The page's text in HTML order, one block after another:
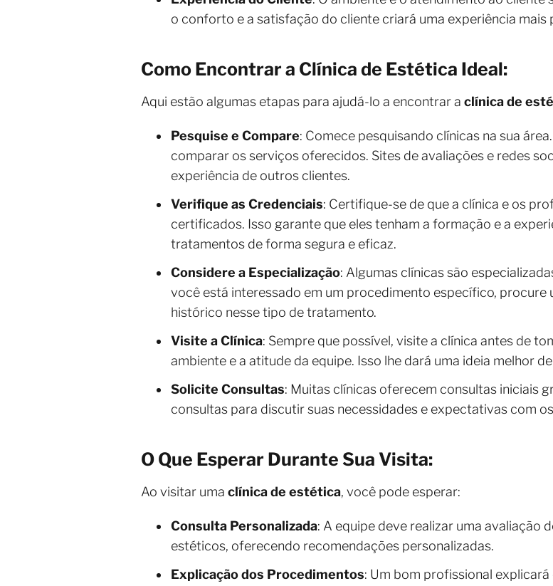
o conforto e a satisfação do cliente criará uma experiência mais
Como Encontrar a Clínica de Estética Ideal:
Aqui estão algumas etapas para ajudá-lo a encontrar a clínica de
Pesquise e Compare: Comece pesquisando clínicas na sua
comparar os serviços oferecidos. Sites de avaliações e redes
experiência de outros clientes.
Verifique as Credenciais: Certifique-se de que a clínica e os
certificados. Isso garante que eles tenham a formação e a
tratamentos de forma segura e eficaz.
Considere a Especialização: Algumas clínicas são
você está interessado em um procedimento específico, procure
histórico nesse tipo de tratamento.
Visite a Clínica: Sempre que possível, visite a clínica antes de
ambiente e a atitude da equipe. Isso lhe dará uma ideia melhor
Solicite Consultas: Muitas clínicas oferecem consultas iniciais
consultas para discutir suas necessidades e expectativas com
O Que Esperar Durante Sua Visita:
Ao visitar uma clínica de estética, você pode esperar:
Consulta Personalizada: A equipe deve realizar uma avaliação
estéticos, oferecendo recomendações personalizadas.
Explicação dos Procedimentos: Um bom profissional